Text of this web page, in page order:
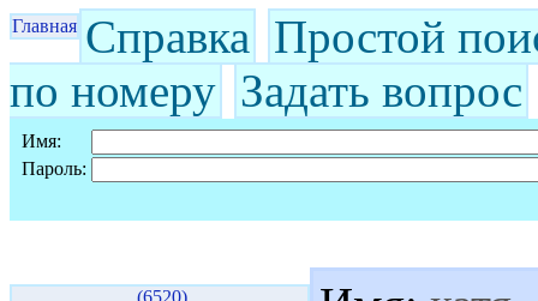
Главная Справка Простой
по номеру Задать вопрос
Имя:
Пароль:
(6520)